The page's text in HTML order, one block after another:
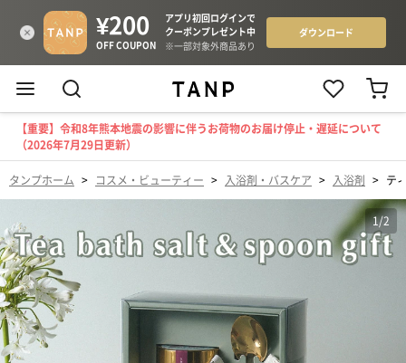
【重要】令和8年熊本地震の影響に伴うお荷物のお届け停止・遅延について
（2026年7月29日更新）
タンプホーム > コスメ・ビューティー > 入浴剤・バスケア > 入浴剤 > テ
1/2